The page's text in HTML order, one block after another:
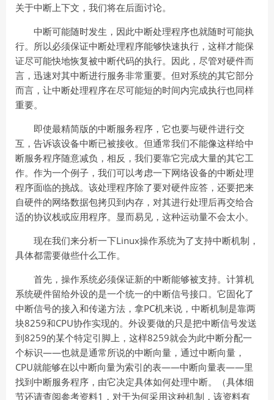
关于中断上下文，我们将在后面讨论。
中断可能随时发生，因此中断处理程序也就随时可能执
行。所以必须保证中断处理程序能够快速执行，这样才能保
证尽可能快地恢复被中断代码的执行。因此，尽管对硬件而
言，迅速对其中断进行服务非常重要。但对系统的其它部分
而言，让中断处理程序在尽可能短的时间内完成执行也同样
重要。
即使最精简版的中断服务程序，它也要与硬件进行交
互，告诉该设备中断已被接收。但通常我们不能像这样给中
断服务程序随意减负，相反，我们要靠它完成大量的其它工
作。作为一个例子，我们可以考虑一下网络设备的中断处理
程序面临的挑战。该处理程序除了要对硬件应答，还要把来
自硬件的网络数据包拷贝到内存，对其进行处理后再交给合
适的协议栈或应用程序。显而易见，这种运动量不会太小。
现在我们来分析一下Linux操作系统为了支持中断机制，
具体都需要做些什么工作。
首先，操作系统必须保证新的中断能够被支持。计算机
系统硬件留给外设的是一个统一的中断信号接口。它固化了
中断信号的接入和传递方法，拿PC机来说，中断机制是靠两
块8259和CPU协作实现的。外设要做的只是把中断信号发送
到8259的某个特定引脚上，这样8259就会为此中断分配一
个标识——也就是通常所说的中断向量，通过中断向量，
CPU就能够在以中断向量为索引的表——中断向量表——里
找到中断服务程序，由它决定具体如何处理中断。（具体细
节还请查阅参考资料1，对于为何采用这种机制，该资料有